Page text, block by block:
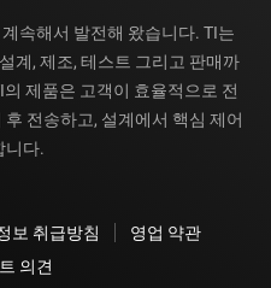
속해서 발전해 왔습니다. TI는
계, 제조, 테스트 그리고 판매까
제품은 고객이 효율적으로 전
전송하고, 설계에서 핵심 제어
니다.
보 취급방침
영업 약관
의견